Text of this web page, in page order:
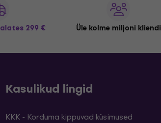
alates 299 € Üle kolme miljoni kliendi
Kasulikud lingid
KKK - Korduma kippuvad küsimused